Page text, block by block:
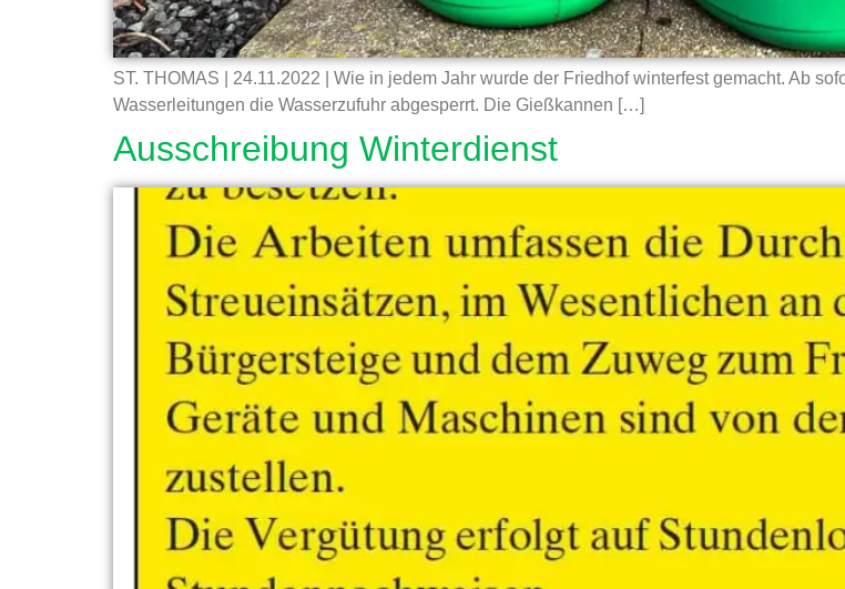
ST. THOMAS | 24.11.2022 | Wie in jedem Jahr wurde der Friedhof winterfest gemacht. Ab
Wasserleitungen die Wasserzufuhr abgesperrt. Die Gießkannen […]
Ausschreibung Winterdienst